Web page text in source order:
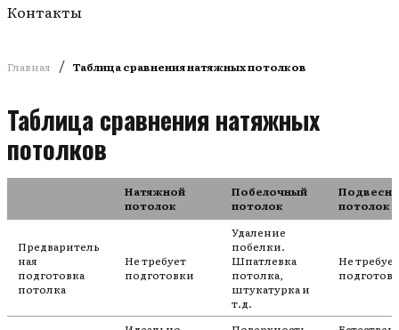
Контакты
Главная / Таблица сравнения натяжных потолков
Таблица сравнения натяжных
потолков
Натяжной
потолок
Побелочный
потолок
потолок
Предваритель
ная
подготовка
потолка
Не требует
подготовки
Удаление
побелки.
Шпатлевка
потолка,
штукатурка и
т.д.
Не требует